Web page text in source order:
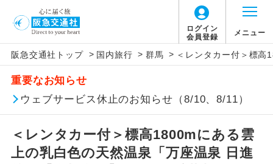
ログイン
会員登録
メニュー
阪急交通社トップ > 国内旅行 > 群馬 > ＜レンタカー付＞標高
重要なお知らせ
ウェブサービス休止のお知らせ（8/10、8/11）
＜レンタカー付＞標高1800mにある雲
上の乳白色の天然温泉「万座温泉 日進
アイコン 説明
添乗員同行
往路出発空港（駅）から復路到着空港
（駅）まで同行します。
現地添乗員同
現地到着空港（駅）から最終日出発空港
（駅）まで添乗員が同行します。